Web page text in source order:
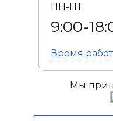
ПН-ПТ
9:00-
Время
Мы